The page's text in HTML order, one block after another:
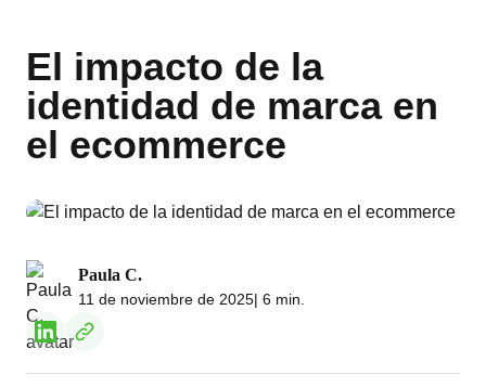
El impacto de la
identidad de marca en
el ecommerce
Paula C.
11 de noviembre de 2025| 6 min.